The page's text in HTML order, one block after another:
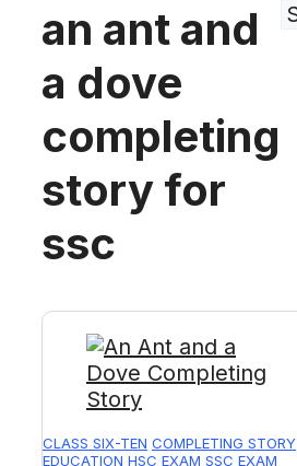
an ant and
a dove
completing
story for
ssc
CLASS SIX-TEN COMPLETING STORY
EDUCATION HSC EXAM SSC EXAM